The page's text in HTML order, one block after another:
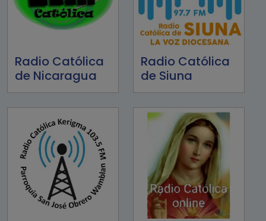
Radio Católica
de Nicaragua
Radio Católica
de Siuna